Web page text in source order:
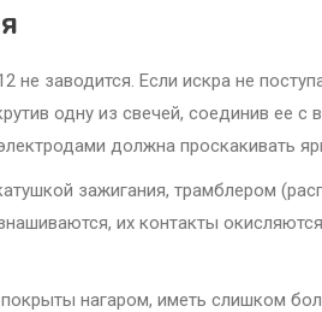
заводится. Если искра не
одну из свечей, соединив ее
должна проскакивать
зажигания, трамблером
их контакты
нагаром, иметь слишком